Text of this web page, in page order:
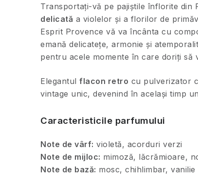
Transportați-vă pe pajiștile înflorite din
delicată a violelor și a florilor de
Esprit Provence vă va încânta cu
emană delicatețe, armonie și
pentru acele momente în care doriți
Elegantul flacon retro cu pulverizator
vintage unic, devenind în același timp
Caracteristicile parfumului
Note de vârf: violetă, acorduri verzi
Note de mijloc: mimoză, lăcrămioare,
Note de bază: mosc, chihlimbar, vanilie